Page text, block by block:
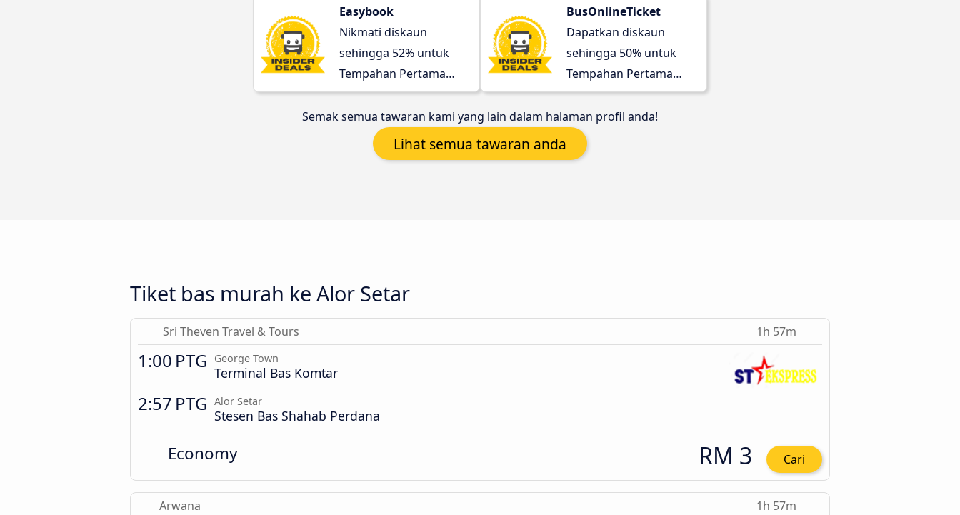
Easybook
Nikmati diskaun
sehingga 52% untuk
Tempahan Pertama
anda!
BusOnlineTicket
Dapatkan diskaun
sehingga 50% untuk
Tempahan Pertama
anda!
Semak semua tawaran kami yang lain dalam halaman profil anda!
Lihat semua tawaran anda
Tiket bas murah ke Alor Setar
Sri Theven Travel & Tours 1h 57m
1:00 PTG George Town
Terminal Bas Komtar
2:57 PTG Alor Setar
Stesen Bas Shahab Perdana
Economy RM 3 Cari
Arwana 1h 57m